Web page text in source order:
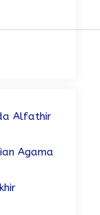
Alfathir
Agama